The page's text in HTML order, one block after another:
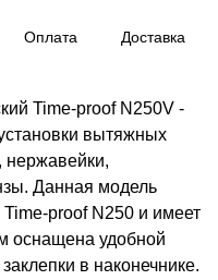
Оплата Доставка
Time-proof N250V -
вытяжных
нержавейки,
Данная модель
Time-proof N250 и имеет
оснащена удобной
в наконечнике.